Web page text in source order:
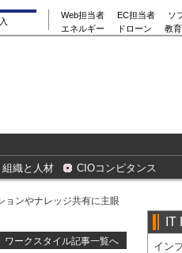
Web担当者 EC担当者
ソ
エネルギー
ドローン 教
組織と人材 CIOコンピタンス
ョンやナレッジ共有に主眼
ワークスタイル記事一覧へ
IT
イン